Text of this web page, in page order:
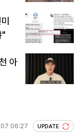
"
아
06:27 UPDATE